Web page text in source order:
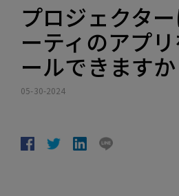
プロジェクタ
ーティのアプ
ールできますか
05-30-2024